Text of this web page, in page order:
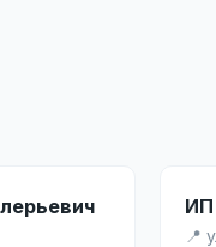
ИП
📍